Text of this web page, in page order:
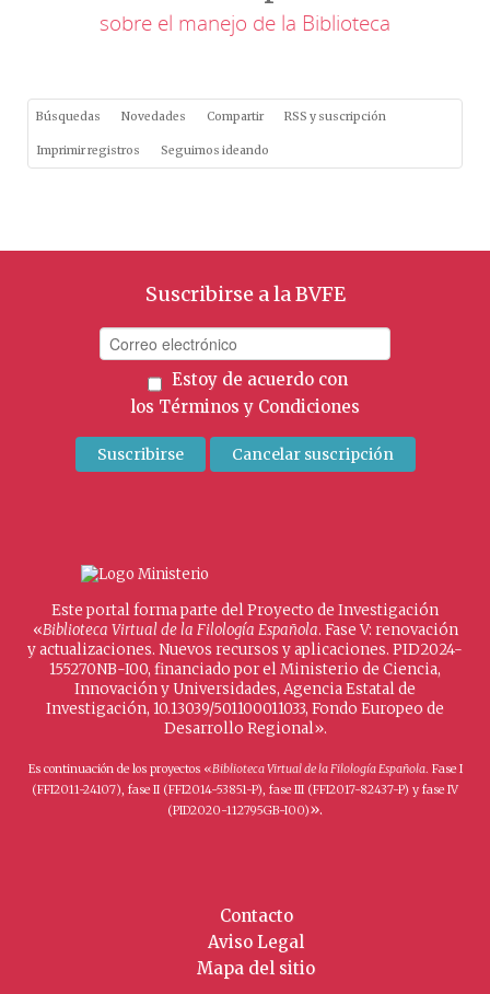
sobre el manejo de la Biblioteca
Búsquedas Novedades Compartir RSS y suscripción
Imprimir registros Seguimos ideando
Suscribirse a la BVFE
Estoy de acuerdo con
los Términos y Condiciones
Este portal forma parte del Proyecto de Investigación
«Biblioteca Virtual de la Filología Española. Fase V: renovación
y actualizaciones. Nuevos recursos y aplicaciones. PID2024-
155270NB-I00, financiado por el Ministerio de Ciencia,
Innovación y Universidades, Agencia Estatal de
Investigación, 10.13039/501100011033, Fondo Europeo de
Desarrollo Regional».
Es continuación de los proyectos «Biblioteca Virtual de la Filología Española. Fase I
(FFI2011-24107), fase II (FFI2014-53851-P), fase III (FFI2017-82437-P) y fase IV
(PID2020-112795GB-I00)».
Contacto
Aviso Legal
Mapa del sitio